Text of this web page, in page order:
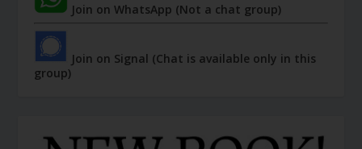
Join on WhatsApp (Not a chat group)
Join on Signal (Chat is available only in this
group)